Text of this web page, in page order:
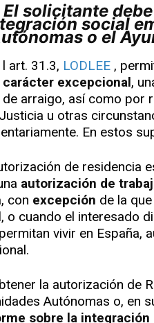
El solicitante debe presentar un informe de
social
o el
l art. 31.3, LODLEE ,
carácter excepcional,
de arraigo, así como por
u otras
En estos
de residencia
autorización de
con excepción de la
, o cuando el interesado
vivir en España,
la autorización de
Autónomas o, en
sobre la